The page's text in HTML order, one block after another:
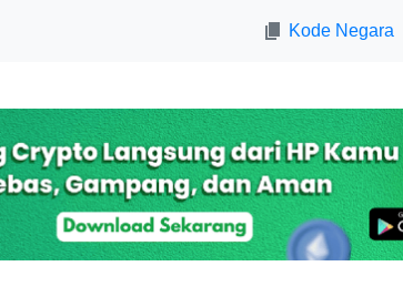
Kode Negara